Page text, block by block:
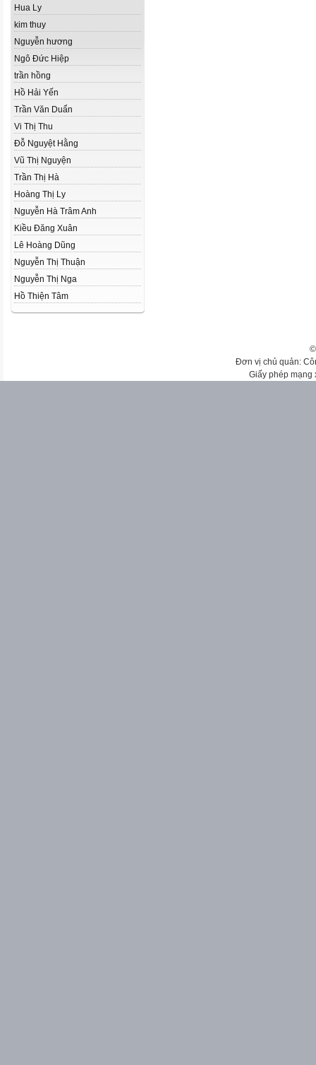
Hua Ly
kim thuy
Nguyễn hương
Ngô Đức Hiệp
trần hồng
Hồ Hải Yến
Trần Văn Duẩn
Vi Thị Thu
Đỗ Nguyệt Hằng
Vũ Thị Nguyện
Trần Thị Hà
Hoàng Thị Ly
Nguyễn Hà Trâm Anh
Kiều Đăng Xuân
Lê Hoàng Dũng
Nguyễn Thị Thuận
Nguyễn Thị Nga
Hồ Thiện Tâm
Đơn vị chủ quản:
Giấy phép mạng